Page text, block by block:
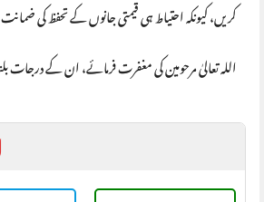
کریں، کیونکہ احتیاط ہی قیمتی جانوں کے تحفظ کی
اللہ تعالیٰ مرحومین کی مغفرت فرمائے، ان کے درجات